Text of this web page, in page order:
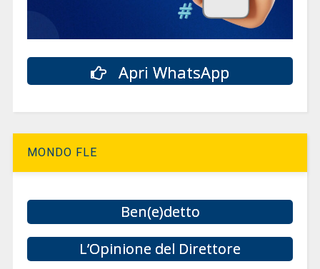
Apri WhatsApp
MONDO FLE
Ben(e)detto
L’Opinione del Direttore